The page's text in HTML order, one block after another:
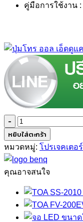
คู่มือการใช้งาน :
จำนวน
Benq
MH560
ชิ้น
หยิบใส่ตะกร้า
หมวดหมู่: โปรเจคเตอร์
คุณอาจสนใจ